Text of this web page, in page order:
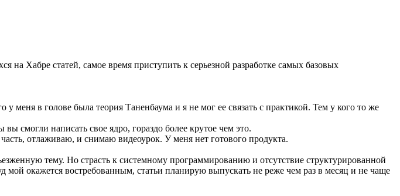
Хабре статей, самое время приступить к серьезной разработке самых базовых
в голове была теория Таненбаума и я не мог ее связать с практикой. Тем у кого то же
смогли написать свое ядро, гораздо более крутое чем это.
отлаживаю, и снимаю видеоурок. У меня нет готового продукта.
тему. Но страсть к системному программированию и отсутствие структурированной
окажется востребованным, статьи планирую выпускать не реже чем раз в месяц и не чаще